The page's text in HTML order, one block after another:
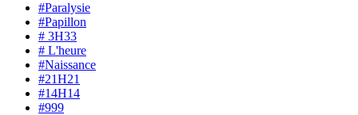
#Paralysie
#Papillon
# 3H33
# L'heure
#Naissance
#21H21
#14H14
#999